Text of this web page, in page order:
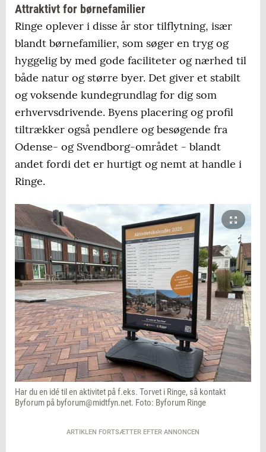
Attraktivt for børnefamilier
Ringe oplever i disse år stor tilflytning, især
blandt børnefamilier, som søger en tryg og
hyggelig by med gode faciliteter og nærhed til
både natur og større byer. Det giver et stabilt
og voksende kundegrundlag for dig som
erhvervsdrivende. Byens placering og profil
tiltrækker også pendlere og besøgende fra
Odense- og Svendborg-området - blandt
andet fordi det er hurtigt og nemt at handle i
Ringe.
Har du en idé til en aktivitet på f.eks. Torvet i Ringe, så kontakt
Byforum på byforum@midtfyn.net. Foto: Byforum Ringe
ARTIKLEN FORTSÆTTER EFTER ANNONCEN